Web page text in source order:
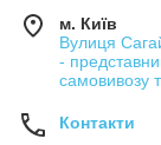
м. Київ
Вулиця
-
самовивозу
Контакти